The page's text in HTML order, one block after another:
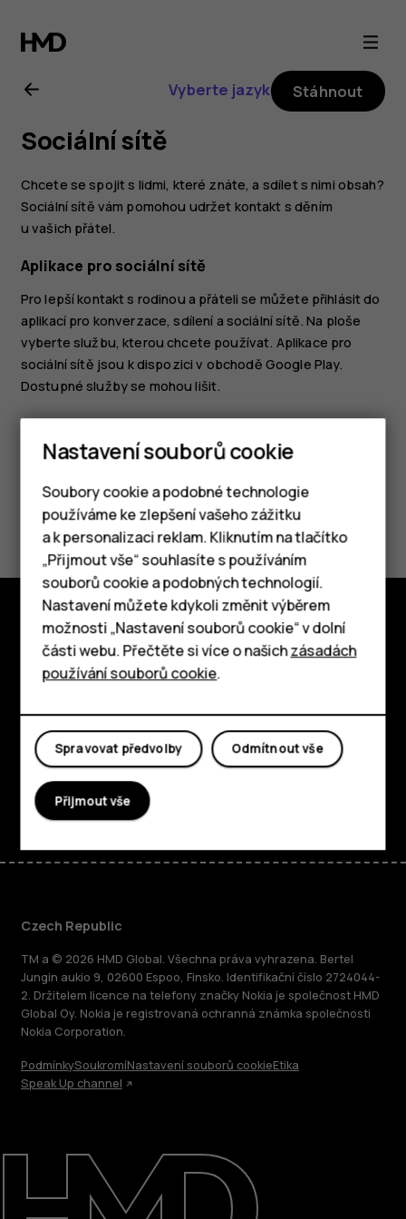
Uživatelská
příručka
k telefonu
Nokia 7
plus
Chytré telefony
Tlačítkové telefony
Tablety
O nás
Oprava, opětovné použití, recyklace
Podpora
Vyberte jazyk Stáhnout
Sociální sítě
Chcete se spojit s lidmi, které znáte, a sdílet s nimi obsah?
Sociální sítě vám pomohou udržet kontakt s děním
u vašich přátel.
Aplikace pro sociální sítě
Pro lepší kontakt s rodinou a přáteli se můžete přihlásit do
aplikací pro konverzace, sdílení a sociální sítě. Na ploše
vyberte službu, kterou chcete používat. Aplikace pro
sociální sítě jsou k dispozici v obchodě Google Play.
Dostupné služby se mohou lišit.
Pomohlo vám to?
Ano Ne
Prozkoumat
O nás
Planet and people
Podpora
FacebookInstagram
Tiktok
Czech Republic
TM a © 2026 HMD Global. Všechna práva vyhrazena. Bertel
Jungin aukio 9, 02600 Espoo, Finsko. Identifikační číslo 2724044-
2. Držitelem licence na telefony značky Nokia je společnost HMD
Global Oy. Nokia je registrovaná ochranná známka společnosti
Nokia Corporation.
PodmínkySoukromíNastavení souborů cookieEtika
Speak Up channel
Nastavení souborů cookie
Soubory cookie a podobné technologie
používáme ke zlepšení vašeho zážitku
a k personalizaci reklam. Kliknutím na tlačítko
„Přijmout vše“ souhlasíte s používáním
souborů cookie a podobných technologií.
Nastavení můžete kdykoli změnit výběrem
možnosti „Nastavení souborů cookie“ v dolní
části webu. Přečtěte si více o našichzásadách
používání souborů cookie.
Odmítnout vše
Spravovat předvolby
Přijmout vše